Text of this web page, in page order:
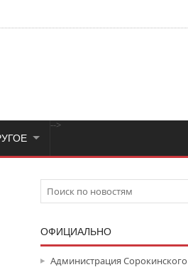
-->
ОФИЦИАЛЬНО
Администрация Сорокинского